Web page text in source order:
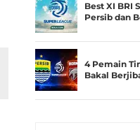
Best XI BRI
Persib dan
4 Pemain
Bakal